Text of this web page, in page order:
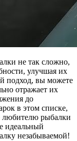
не так сложно,
улучшая их
подход, вы можете
отражает их
до
в этом списке,
любителю рыбалки
идеальный
незабываемой!